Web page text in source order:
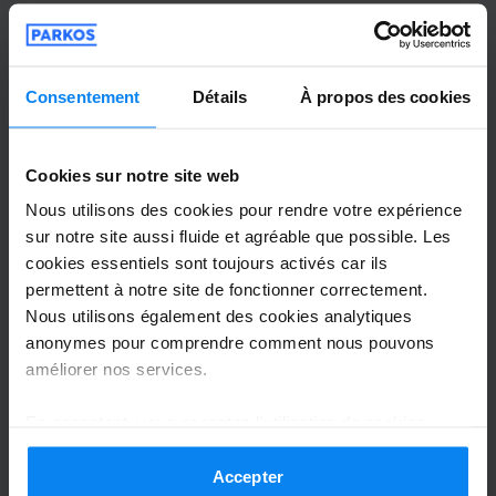
Consentement Détails À propos des cookies
Cookies sur notre site web
Nous utilisons des cookies pour rendre votre expérience
sur notre site aussi fluide et agréable que possible. Les
cookies essentiels sont toujours activés car ils
permettent à notre site de fonctionner correctement.
Nous utilisons également des cookies analytiques
anonymes pour comprendre comment nous pouvons
améliorer nos services.
conformément aux règles en vigueur dans votre pays,
mais vous pouvez modifier vos paramètres à tout
Accepter
Sehr freundlich und ein absolut reibungsloser
Navette extérieure
Inna Luft 10
Garé du 19/07/2026 au 26/07/2026
Ich verreise häufig und hab bislang
mehrere verschiedene Park-Service in der
beste Service.... Pünktlichkeit,
Freundlichkeit, Sicherheit für mein Auto,